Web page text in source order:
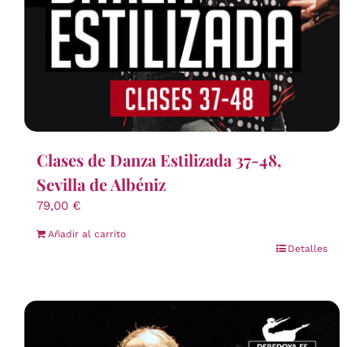
Clases de Danza Estilizada 37-48,
Sevilla de Albéniz
79,00 €
Añadir al carrito
Detalles